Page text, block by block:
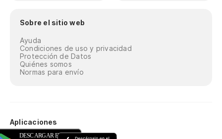
Sobre el sitio web
Ayuda
Condiciones de uso y privacidad
Protección de Datos
Quiénes somos
Normas para envío
Aplicaciones